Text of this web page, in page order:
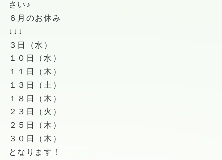
さい♪
６月のお休み
↓↓↓
３日（水）
１０日（水）
１１日（木）
１３日（土）
１８日（木）
２３日（火）
２５日（木）
３０日（木）
となります！